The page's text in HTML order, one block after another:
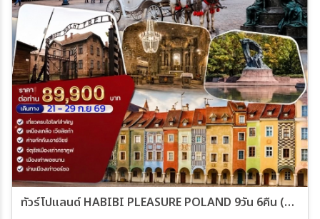
ทัวร์โปแลนด์ HABIBI PLEASURE POLAND 9วัน 6คืน (TK)